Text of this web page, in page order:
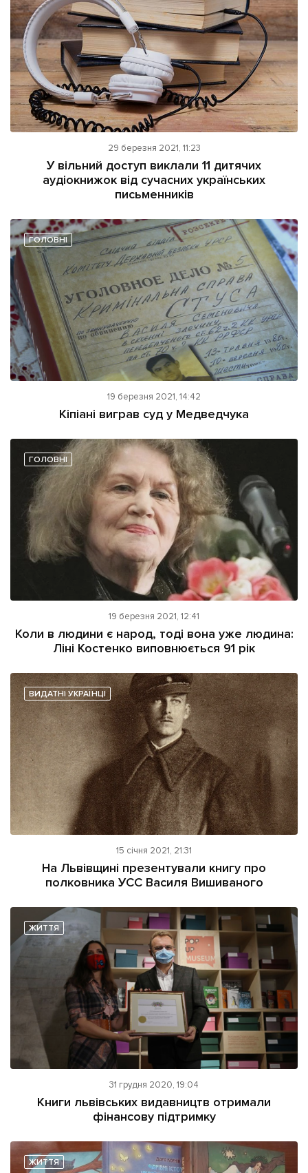
29 березня 2021, 11:23
У вільний доступ виклали 11 дитячих
аудіокнижок від сучасних українських
письменників
ГОЛОВНІ
19 березня 2021, 14:42
Кіпіані виграв суд у Медведчука
ГОЛОВНІ
19 березня 2021, 12:41
Коли в людини є народ, тоді вона уже людина:
Ліні Костенко виповнюється 91 рік
ВИДАТНІ УКРАЇНЦІ
15 січня 2021, 21:31
На Львівщині презентували книгу про
полковника УСС Василя Вишиваного
ЖИТТЯ
31 грудня 2020, 19:04
Книги львівських видавництв отримали
фінансову підтримку
ЖИТТЯ